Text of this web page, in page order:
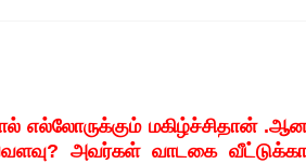
எல்லோருக்கும் மகிழ்ச்சிதான்
அவர்கள் வாடகை